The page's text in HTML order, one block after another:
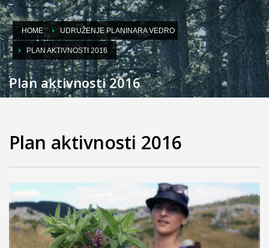
HOME UDRUŽENJE PLANINARA VEDRO
PLAN AKTIVNOSTI 2016
Plan aktivnosti 2016
Plan aktivnosti 2016